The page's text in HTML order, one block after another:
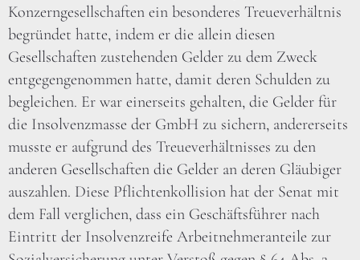
Konzerngesellschaften ein besonderes Treueverhältnis
begründet hatte, indem er die allein diesen
Gesellschaften zustehenden Gelder zu dem Zweck
entgegengenommen hatte, damit deren Schulden zu
begleichen. Er war einerseits gehalten, die Gelder für
die Insolvenzmasse der GmbH zu sichern, andererseits
musste er aufgrund des Treueverhältnisses zu den
anderen Gesellschaften die Gelder an deren Gläubiger
auszahlen. Diese Pflichtenkollision hat der Senat mit
dem Fall verglichen, dass ein Geschäftsführer nach
Eintritt der Insolvenzreife Arbeitnehmeranteile zur